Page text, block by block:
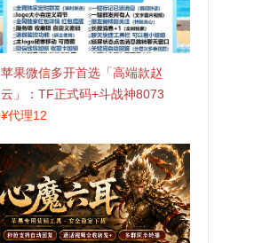
苹果微信多开首选「高端款赵
云」：TF正式码+斗战神8073
包，7天退换认准拍拍卡激活码
¥代理12